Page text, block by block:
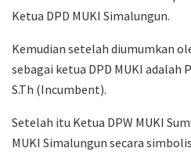
Ketua DPD MUKI Simalungun.
Kemudian setelah diumumkan
sebagai ketua DPD MUKI adalah
S.Th (Incumbent).
Setelah itu Ketua DPW MUKI
MUKI Simalungun secara